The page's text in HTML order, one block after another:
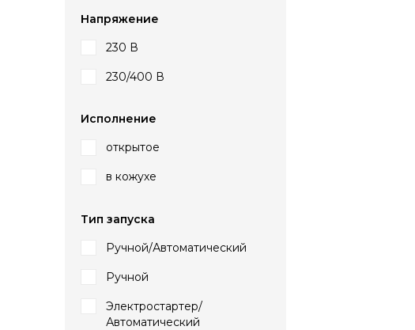
Напряжение
230 В
230/400 В
Исполнение
открытое
в кожухе
Тип запуска
Ручной/Автоматический
Ручной
Электростартер/
Автоматический